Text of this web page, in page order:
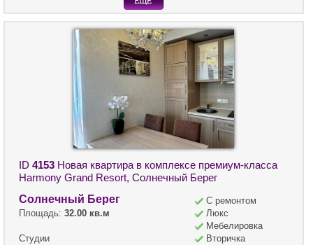
ID 4153 Новая квартира в комплексе премиум-класса
Harmony Grand Resort, Солнечный Берег
Солнечный Берег
Площадь: 32.00 кв.м
Студии
С ремонтом
Люкс
Мебелировка
Вторичка